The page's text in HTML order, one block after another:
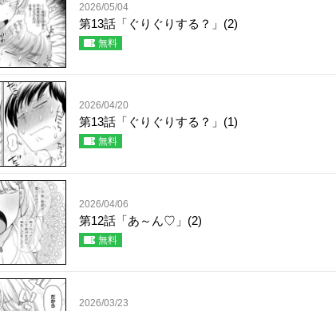
2026/05/04
第13話「ぐりぐりする？」(2)
無料
2026/04/20
第13話「ぐりぐりする？」(1)
無料
2026/04/06
第12話「あ～ん♡」(2)
無料
2026/03/23